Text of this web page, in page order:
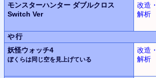
モンスターハンター ダブルクロス
Switch Ver
改造・
解析
や行
妖怪ウォッチ4
ぼくらは同じ空を見上げている
改造・
解析